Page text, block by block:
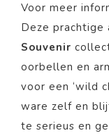
Voor meer
Deze prachtige
Souvenir
oorbellen en
voor een ‘wild
ware zelf en
te serieus en